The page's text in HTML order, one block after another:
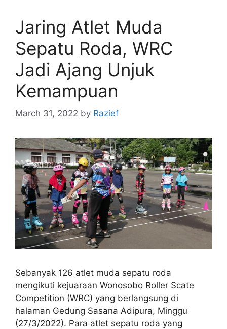
Jaring Atlet Muda
Sepatu Roda, WRC
Jadi Ajang Unjuk
Kemampuan
March 31, 2022 by Razief
Sebanyak 126 atlet muda sepatu roda
mengikuti kejuaraan Wonosobo Roller Scate
Competition (WRC) yang berlangsung di
halaman Gedung Sasana Adipura, Minggu
(27/3/2022). Para atlet sepatu roda yang